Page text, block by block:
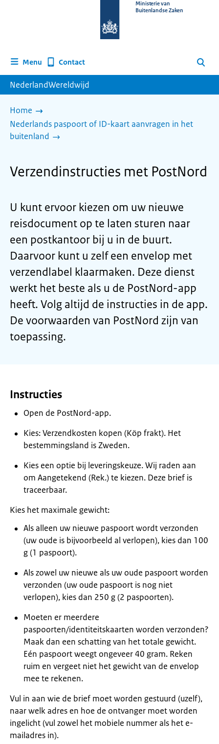
homepage
Ministerie van
Buitenlandse Zaken
Menu Contact Zoeken
NederlandWereldwijd
Home
Nederlands paspoort of ID-kaart aanvragen in het
buitenland
Verzendinstructies met PostNord
U kunt ervoor kiezen om uw nieuwe
reisdocument op te laten sturen naar
een postkantoor bij u in de buurt.
Daarvoor kunt u zelf een envelop met
verzendlabel klaarmaken. Deze dienst
werkt het beste als u de PostNord-app
heeft. Volg altijd de instructies in de app.
De voorwaarden van PostNord zijn van
toepassing.
Instructies
Open de PostNord-app.
Kies: Verzendkosten kopen (Köp frakt). Het
bestemmingsland is Zweden.
Kies een optie bij leveringskeuze. Wij raden aan
om Aangetekend (Rek.) te kiezen. Deze brief is
traceerbaar.
Kies het maximale gewicht:
Als alleen uw nieuwe paspoort wordt verzonden
(uw oude is bijvoorbeeld al verlopen), kies dan 100
g (1 paspoort).
Als zowel uw nieuwe als uw oude paspoort worden
verzonden (uw oude paspoort is nog niet
verlopen), kies dan 250 g (2 paspoorten).
Moeten er meerdere
paspoorten/identiteitskaarten worden verzonden?
Maak dan een schatting van het totale gewicht.
Eén paspoort weegt ongeveer 40 gram. Reken
ruim en vergeet niet het gewicht van de envelop
mee te rekenen.
Vul in aan wie de brief moet worden gestuurd (uzelf),
naar welk adres en hoe de ontvanger moet worden
ingelicht (vul zowel het mobiele nummer als het e-
mailadres in).